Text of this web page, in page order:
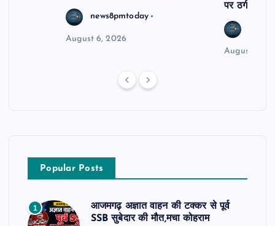
news8pmtoday
August 6, 2026
पर ठगी और
August 6,
Popular Posts
1
आजमगढ़ अज्ञात वाहन की टक्कर से पूर्व
SSB सुबेदार की मौत,मचा कोहराम